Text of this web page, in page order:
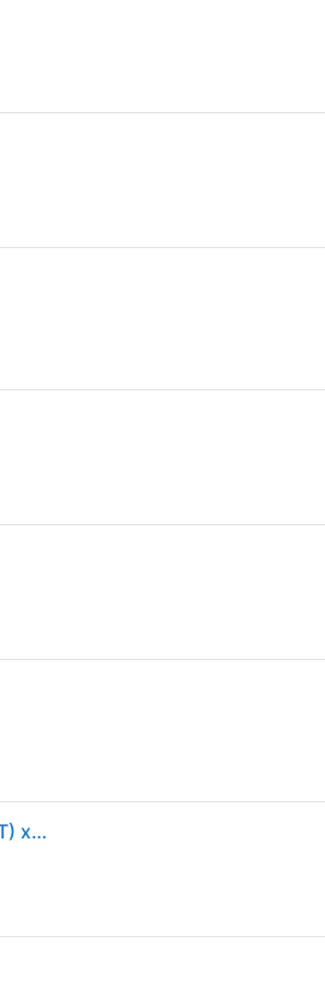
LEIFHEIT SUPERDUSTER Staubwedel Türkis, Weiß 5 (B) x 9 (T) x 24,3 (H) cm 41251